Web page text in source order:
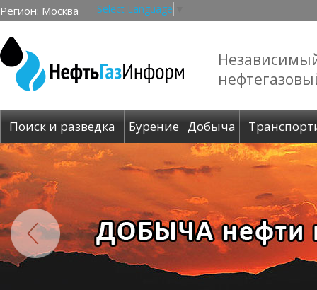
Регион: Москва Select Language
Поиск и разведка Бурение Добыча